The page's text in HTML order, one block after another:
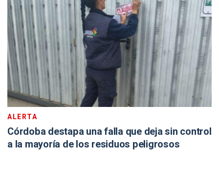
ALERTA
Córdoba destapa una falla que deja sin control
a la mayoría de los residuos peligrosos